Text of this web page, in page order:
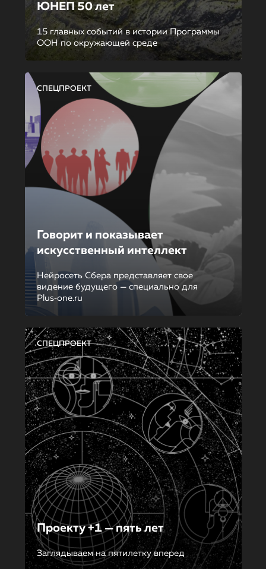
ЮНЕП 50 лет
15 главных событий в истории Программы
ООН по окружающей среде
СПЕЦПРОЕКТ
Говорит и показывает
искусственный интеллект
Нейросеть Сбера представляет свое
видение будущего — специально для
Plus‑one.ru
СПЕЦПРОЕКТ
Проекту +1 — пять лет
Заглядываем на пятилетку вперед